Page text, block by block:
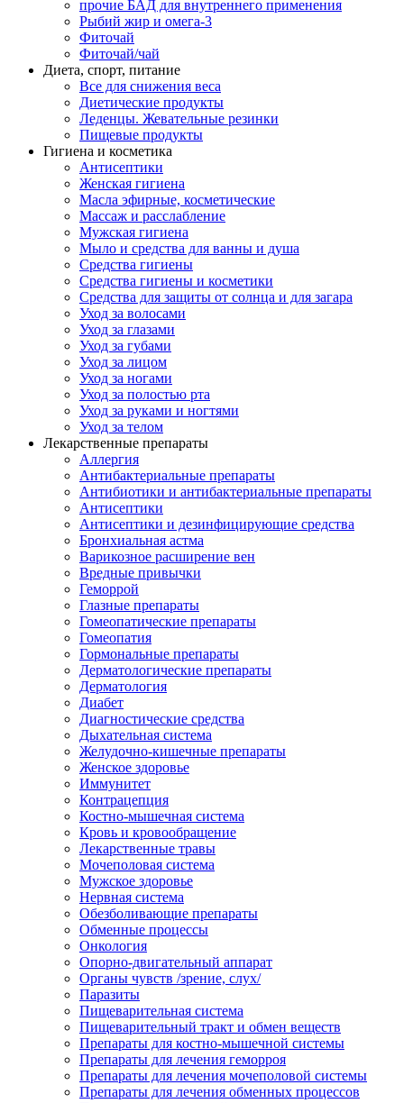
прочие БАД для внутреннего применения
Рыбий жир и омега-3
Фиточай
Фиточай/чай
Диета, спорт, питание
Все для снижения веса
Диетические продукты
Леденцы. Жевательные резинки
Пищевые продукты
Гигиена и косметика
Антисептики
Женская гигиена
Масла эфирные, косметические
Массаж и расслабление
Мужская гигиена
Мыло и средства для ванны и душа
Средства гигиены
Средства гигиены и косметики
Средства для защиты от солнца и для загара
Уход за волосами
Уход за глазами
Уход за губами
Уход за лицом
Уход за ногами
Уход за полостью рта
Уход за руками и ногтями
Уход за телом
Лекарственные препараты
Аллергия
Антибактериальные препараты
Антибиотики и антибактериальные препараты
Антисептики
Антисептики и дезинфицирующие средства
Бронхиальная астма
Варикозное расширение вен
Вредные привычки
Геморрой
Глазные препараты
Гомеопатические препараты
Гомеопатия
Гормональные препараты
Дерматологические препараты
Дерматология
Диабет
Диагностические средства
Дыхательная система
Желудочно-кишечные препараты
Женское здоровье
Иммунитет
Контрацепция
Костно-мышечная система
Кровь и кровообращение
Лекарственные травы
Мочеполовая система
Мужское здоровье
Нервная система
Обезболивающие препараты
Обменные процессы
Онкология
Опорно-двигательный аппарат
Органы чувств /зрение, слух/
Паразиты
Пищеварительная система
Пищеварительный тракт и обмен веществ
Препараты для костно-мышечной системы
Препараты для лечения геморроя
Препараты для лечения мочеполовой системы
Препараты для лечения обменных процессов